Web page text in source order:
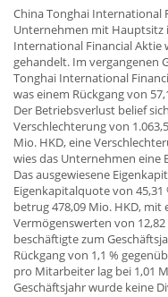
China Tonghai International
Unternehmen mit Hauptsitz
International Financial Aktie
gehandelt. Im vergangenen
Tonghai International
was einem Rückgang von
Der Betriebsverlust belief
Verschlechterung von
Mio. HKD, eine
wies das Unternehmen eine
Das ausgewiesene
Eigenkapitalquote von
betrug 478,09 Mio. HKD,
Vermögenswerten von
beschäftigte zum
Rückgang von 1,1 %
pro Mitarbeiter lag bei 1,01
Geschäftsjahr wurde keine